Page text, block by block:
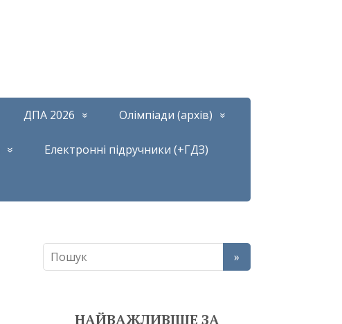
ДПА 2026 Олімпіади (архів)
Електронні підручники (+ГДЗ)
НАЙВАЖЛИВІШЕ ЗА